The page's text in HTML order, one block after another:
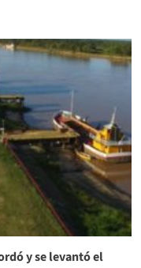
y se levantó el